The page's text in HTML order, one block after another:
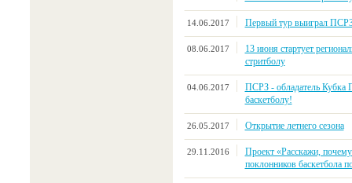
14.06.2017 Первый тур выиграл
08.06.2017
13 июня стартует
стритболу
04.06.2017
ПСРЗ - обладатель Кубка
баскетболу!
26.05.2017 Открытие летнего сезона
29.11.2016
Проект «Расскажи,
поклонников баскетбола